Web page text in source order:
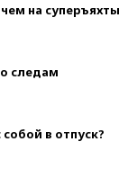
на суперъяхты
следам
в отпуск?